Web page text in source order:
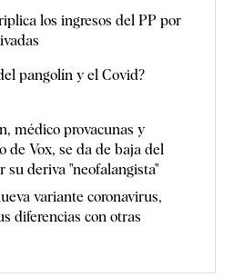
los ingresos del PP por
pangolín y el Covid?
médico provacunas y
de Vox, se da de baja del
su deriva "neofalangista"
variante coronavirus,
diferencias con otras